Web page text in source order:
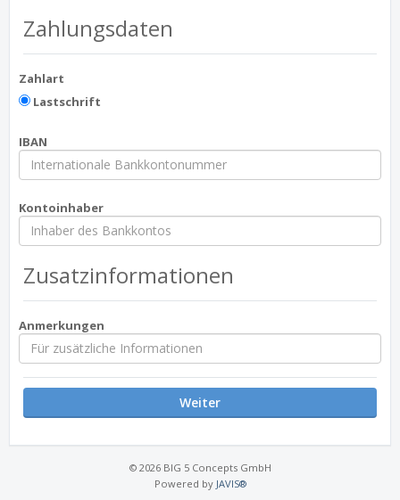
Zahlungsdaten
Zahlart
Lastschrift
IBAN
Kontoinhaber
Zusatzinformationen
Anmerkungen
Weiter
© 2026 BIG 5 Concepts GmbH
Powered by JAVIS®